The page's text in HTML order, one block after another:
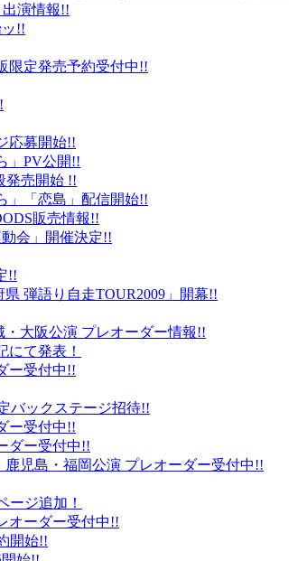
出演情報!!
!!
限定発売予約受付中!!
応募開始!!
」PV公開!!
発売開始 !!
」「恋島」配信開始!!
販売情報!!
会」開催決定!!
!!
弾語り自走TOUR2009」開幕!!
大阪公演 プレオーダー情報!!
にて発表！
ー受付中!!
バックステージ招待!!
ー受付中!!
ダー受付中!!
児島・福岡公演 プレオーダー受付中!!
ージ追加！
オーダー受付中!!
開始!!